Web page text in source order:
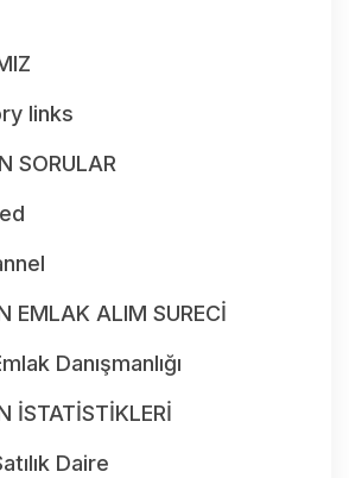
links
SORULAR
EMLAK ALIM SURECİ
Danışmanlığı
İSTATİSTİKLERİ
Daire